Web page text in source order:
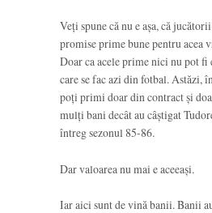
Veți spune că nu e așa, că
promise prime bune pentru acea
Doar ca acele prime nici nu pot fi
care se fac azi din fotbal. Astăzi,
poți primi doar din contract și
mulți bani decât au câștigat
întreg sezonul 85-86.
Dar valoarea nu mai e aceeași.
Iar aici sunt de vină banii. Banii